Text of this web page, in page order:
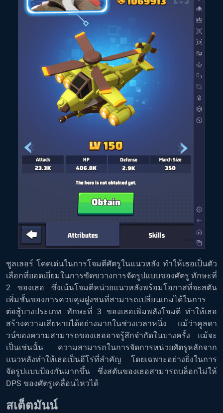
ชูลเลอร์ โดดเด่นในการโจมตีศัตรูในแนวหลัง ทำให้เธอเป็นตัว
เลือกที่ยอดเยี่ยมในการขัดขวางการจัดรูปแบบของศัตรู ทักษะที่
2 ของเธอ ซึ่งเน้นโจมตีหน่วยแนวหลังพร้อมโอกาสที่จะสตัน
เพิ่มชั้นของการควบคุมฝูงชนที่สามารถเปลี่ยนเกมได้ในการ
ต่อสู้บางประเภท ทักษะที่ 3 ของเธอเพิ่มพลังโจมตี ทำให้เธอ
สร้างความเสียหายได้อย่างมากในช่วงเวลาหนึ่ง แม้ว่าคูลดา
วน์ของความสามารถของเธออาจรู้สึกจำกัดในบางครั้ง แม้จะ
เป็นเช่นนั้น ความสามารถในการจัดการหน่วยศัตรูหลักจาก
แนวหลังทำให้เธอเป็นฮีโร่ที่สำคัญ โดยเฉพาะอย่างยิ่งในการ
จัดรูปแบบป้องกันมากขึ้น ซึ่งสตันของเธอสามารถบล็อกไม่ให้
DPS ของศัตรูเคลื่อนไหวได้
สเต็ตมันน์